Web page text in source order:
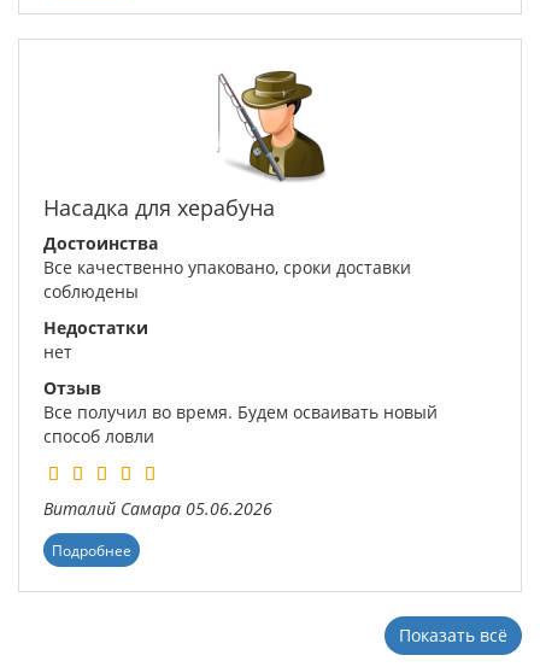
Насадка для херабуна
Достоинства
Все качественно упаковано, сроки доставки
соблюдены
Недостатки
нет
Отзыв
Все получил во время. Будем осваивать новый
способ ловли
Виталий Самара 05.06.2026
Подробнее
Показать всё